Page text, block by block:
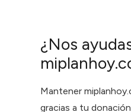
¿Nos
Mantener
gracias a tu